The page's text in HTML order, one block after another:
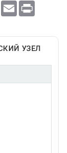
Email Print
УЗЕЛ